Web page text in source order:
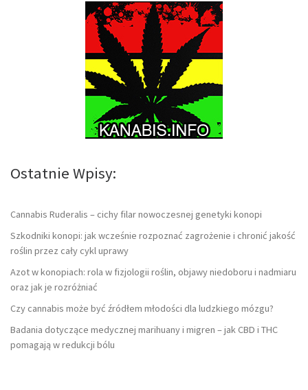
Ostatnie Wpisy:
Cannabis Ruderalis – cichy filar nowoczesnej genetyki konopi
Szkodniki konopi: jak wcześnie rozpoznać zagrożenie i chronić jakość
roślin przez cały cykl uprawy
Azot w konopiach: rola w fizjologii roślin, objawy niedoboru i nadmiaru
oraz jak je rozróżniać
Czy cannabis może być źródłem młodości dla ludzkiego mózgu?
Badania dotyczące medycznej marihuany i migren – jak CBD i THC
pomagają w redukcji bólu